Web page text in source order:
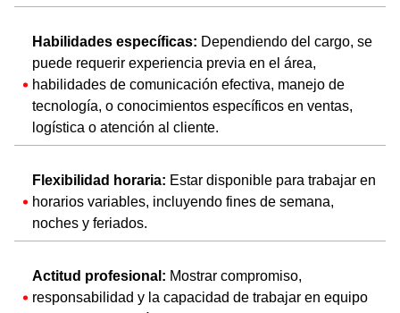
Habilidades específicas: Dependiendo del cargo, se
puede requerir experiencia previa en el área,
habilidades de comunicación efectiva, manejo de
tecnología, o conocimientos específicos en ventas,
logística o atención al cliente.
Flexibilidad horaria: Estar disponible para trabajar en
horarios variables, incluyendo fines de semana,
noches y feriados.
Actitud profesional: Mostrar compromiso,
responsabilidad y la capacidad de trabajar en equipo